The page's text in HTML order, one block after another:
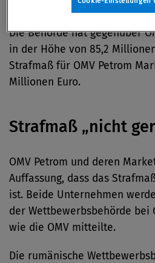
rumänischen Treibstoffmarkt
Die Behörde hat gegenüber
in der Höhe von 85,2
Strafmaß für OMV Petrom
Millionen Euro.
Strafmaß „nicht
OMV Petrom und deren
Auffassung, dass das
ist. Beide Unternehmen
der Wettbewerbsbehörde bei
wie die OMV mitteilte.
Die rumänische